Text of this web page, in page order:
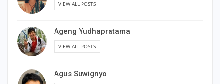
VIEW ALL POSTS
Ageng Yudhapratama
VIEW ALL POSTS
Agus Suwignyo